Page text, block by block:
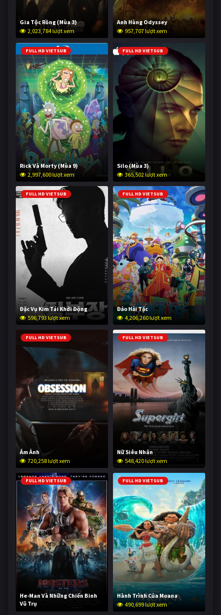
Gia Tộc Rồng (Mùa 3)
2,023,784 lượt xem
Anh Hùng Odyssey
957,707 lượt xem
FULL HD VIETSUB
Rick Và Morty (Mùa 9)
2,997,600 lượt xem
FULL HD VIETSUB
Silo (Mùa 3)
365,502 lượt xem
FULL HD VIETSUB
Đặc Vụ Kim Tái Khởi Động
596,793 lượt xem
FULL HD VIETSUB
Đảo Hải Tặc
4,206,260 lượt xem
FULL HD VIETSUB
Ám Ảnh
720,258 lượt xem
FULL HD VIETSUB
Nữ Siêu Nhân
548,420 lượt xem
FULL HD VIETSUB
He-Man Và Những Chiến Binh
Vũ Trụ
239,414 lượt xem
FULL HD VIETSUB
Hành Trình Của Moana
490,699 lượt xem